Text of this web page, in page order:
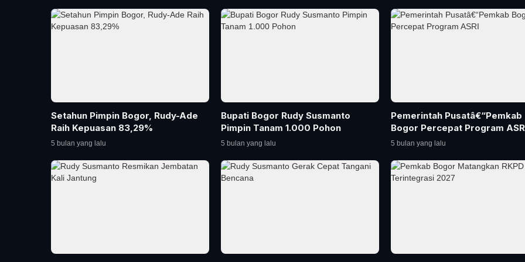
Setahun Pimpin Bogor, Rudy-Ade
Raih Kepuasan 83,29%
5 bulan yang lalu
Bupati Bogor Rudy Susmanto
Pimpin Tanam 1.000 Pohon
5 bulan yang lalu
Pemerintah Pusatâ€“Pemkab
Bogor Percepat Program
5 bulan yang lalu